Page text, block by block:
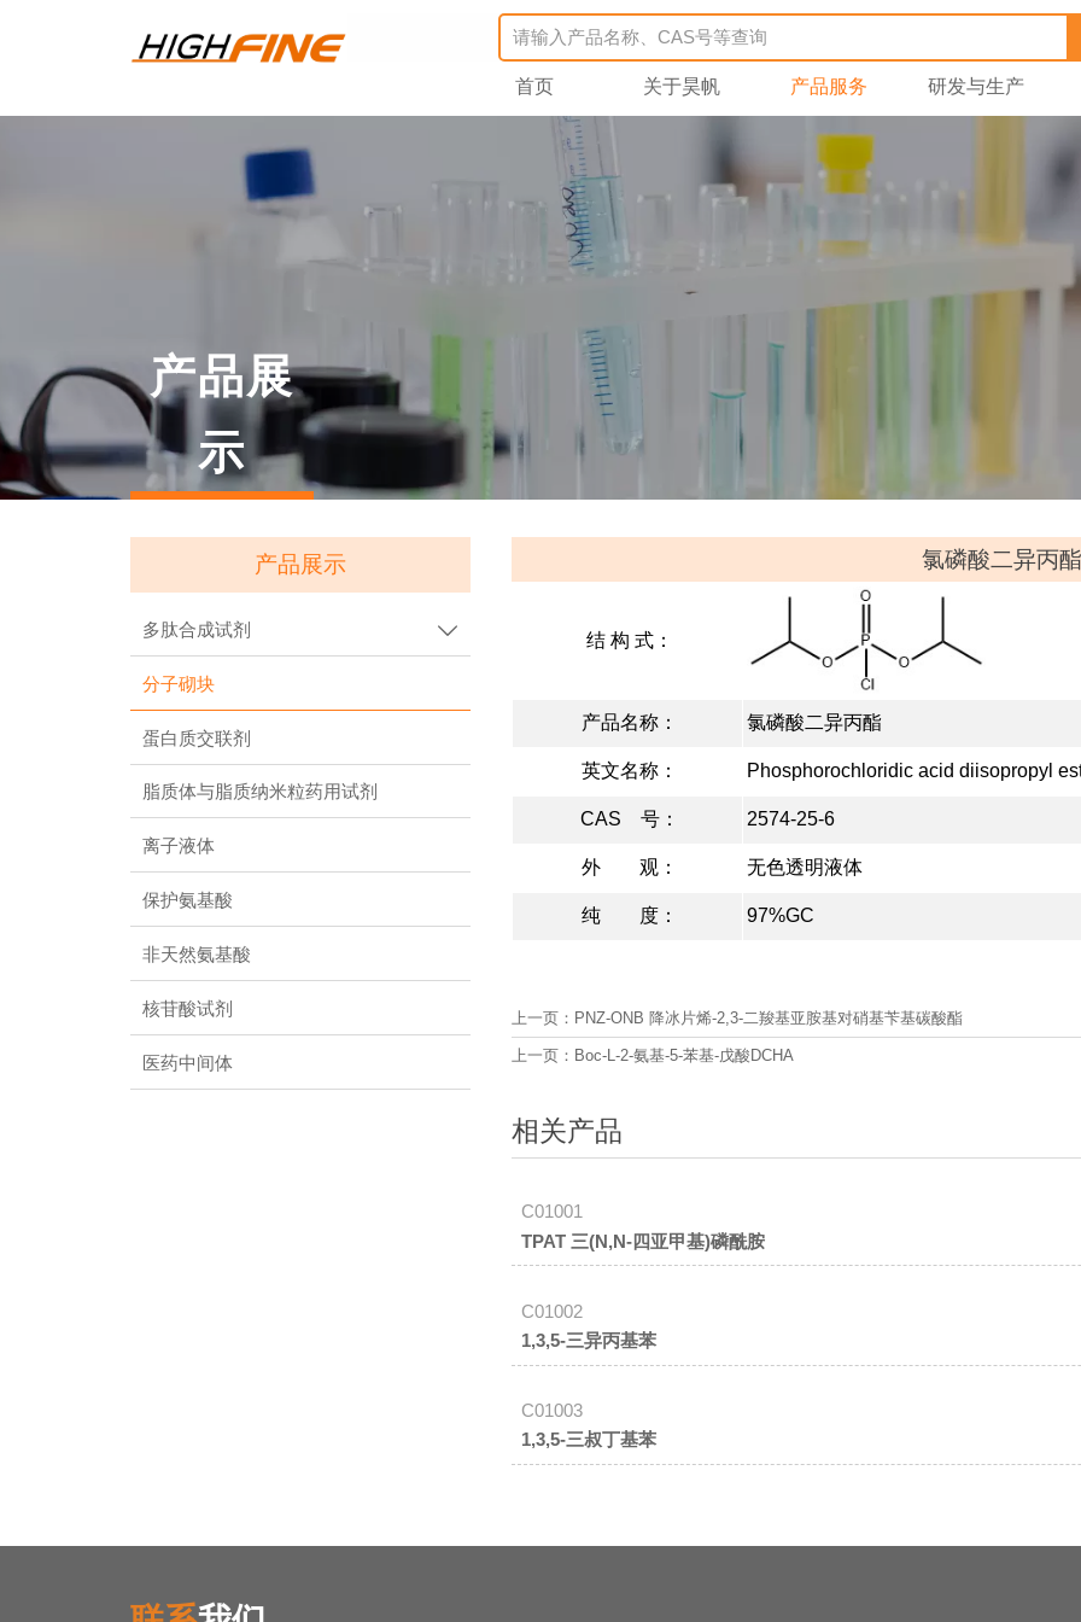
首页 关于昊帆 产品服务 研发与生产
产品展
示
产品展示
多肽合成试剂 
分子砌块
蛋白质交联剂
脂质体与脂质纳米粒药用试剂
离子液体
保护氨基酸
非天然氨基酸
核苷酸试剂
医药中间体
氯磷酸二异丙酯
结 构 式：
产品名称： 氯磷酸二异丙酯
英文名称： Phosphorochloridic acid diisopropyl
CAS 号： 2574-25-6
外 观： 无色透明液体
纯 度： 97%GC
上一页： PNZ-ONB 降冰片烯-2,3-二羧基亚胺基对硝基苄基碳酸酯
上一页： Boc-L-2-氨基-5-苯基-戊酸DCHA
相关产品
C01001
TPAT 三(N,N-四亚甲基)磷酰胺
C01002
1,3,5-三异丙基苯
C01003
1,3,5-三叔丁基苯